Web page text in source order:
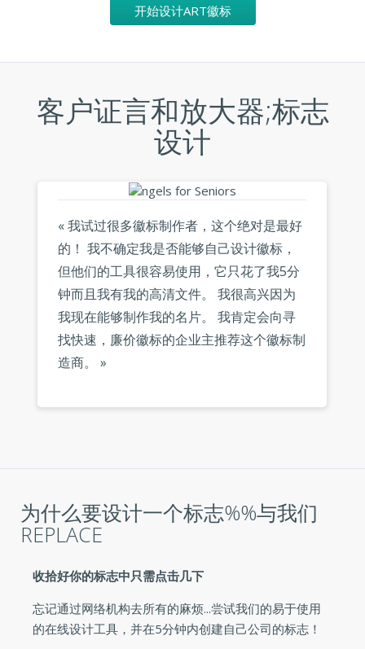
开始设计ART徽标
客户证言和放大器;标志
设计
« 我试过很多徽标制作者，这个绝对是最好
的！ 我不确定我是否能够自己设计徽标，
但他们的工具很容易使用，它只花了我5分
钟而且我有我的高清文件。 我很高兴因为
我现在能够制作我的名片。 我肯定会向寻
找快速，廉价徽标的企业主推荐这个徽标制
造商。 »
为什么要设计一个标志%%与我们
REPLACE
收拾好你的标志中只需点击几下
忘记通过网络机构去所有的麻烦...尝试我们的易于使用
的在线设计工具，并在5分钟内创建自己公司的标志！